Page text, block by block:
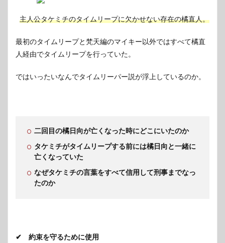
主人公タケミチのタイムリープに欠かせない存在の橘直人。
最初のタイムリープと梵天編のマイキー以外ではすべて橘直
人経由でタイムリープを行っていた。
ではいったいなんでタイムリーパー説が浮上しているのか。
二回目の橘日向が亡くなった時にどこにいたのか
タケミチがタイムリープする前には橘日向と一緒に
亡くなっていた
なぜタケミチの言葉をすべて信用して刑事までなっ
たのか
✔ 約束を守るために使用